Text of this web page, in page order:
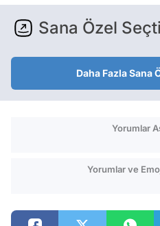
Sana Özel
Daha Fazla Sana
Yorumlar
Yorumlar ve